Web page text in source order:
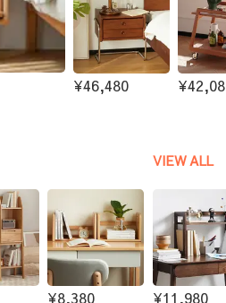
¥46,480
VIEW ALL
¥8,380 ¥11,980